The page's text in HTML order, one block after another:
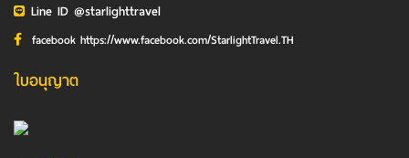
Line ID @starlighttravel
facebook https://www.facebook.com/StarlightTravel.TH
ใบอนุญาต